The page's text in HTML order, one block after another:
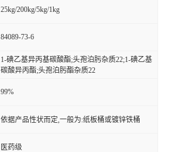
25kg/200kg/5kg/1kg
84089-73-6
1-碘乙基异丙基碳酸酯;头孢泊肟杂质22;1-碘乙基
碳酸异丙酯;头孢泊肟酯杂质22
99%
依据产品性状而定,一般为:纸板桶或镀锌铁桶
医药级